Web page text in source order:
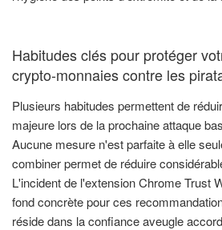
Habitudes clés pour protéger
crypto-monnaies contre les
Plusieurs habitudes permettent de
majeure lors de la prochaine attaque
Aucune mesure n'est parfaite à elle
combiner permet de réduire
L'incident de l'extension Chrome Trust
fond concrète pour ces
réside dans la confiance aveugle